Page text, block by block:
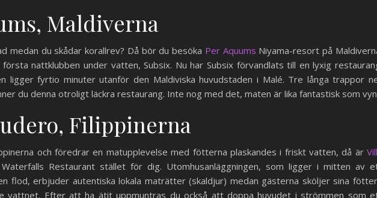
Maldiverna
medan du skådar korallrev? Då bör du besöka Per Aquums Niyama-resort på
nattklubben under vatten, Subsix. Nu har Subsix förvandlats till en lyxig
ligger fyrtio minuter utanför den Maldiviska huvudstaden i Malé. Tre långa trappor
du denna otroligt läckra restaurang. Inte nog med det, maten är lika fantastisk som
Filippinerna
och föredrar en matupplevelse med fötterna plaskandes i friskt vatten, då är
Waterfalls Restaurant stället för dig. Utomhusanläggningen, som ligger i mitten av
flod, erbjuder autentiska lokala maträtter (skaldjur) medan gästerna sköljer sina
vattnet. Efter att ha ätit uppmuntras du också att doppa huvudet i strömmen som